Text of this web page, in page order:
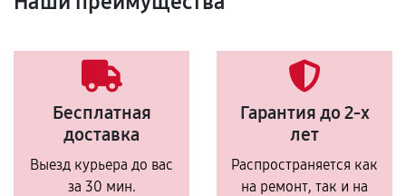
Бесплатная
доставка
Выезд курьера до вас
за 30 мин.
Гарантия до 2-х
лет
Распространяется как
на ремонт, так и на